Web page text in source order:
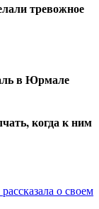
тревожное
в Юрмале
когда к ним
о своем